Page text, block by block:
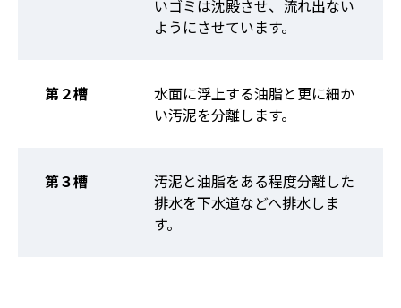
いゴミは沈殿させ、流れ出ない
ようにさせています。
第２槽
水面に浮上する油脂と更に細か
い汚泥を分離します。
第３槽
汚泥と油脂をある程度分離した
排水を下水道などへ排水しま
す。